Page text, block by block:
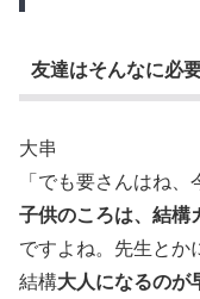
友達はそんなに必
大串
「でも要さんはね、
子供のころは、結構
ですよね。先生とか
結構大人になるのが